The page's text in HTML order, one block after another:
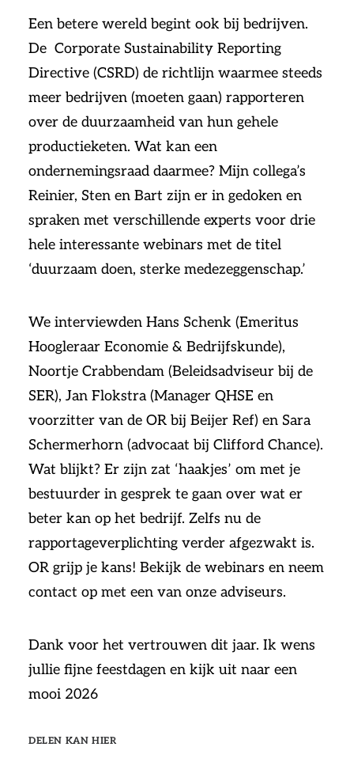
Een betere wereld begint ook bij bedrijven.
De Corporate Sustainability Reporting
Directive (CSRD) de richtlijn waarmee steeds
meer bedrijven (moeten gaan) rapporteren
over de duurzaamheid van hun gehele
productieketen. Wat kan een
ondernemingsraad daarmee? Mijn collega’s
Reinier, Sten en Bart zijn er in gedoken en
spraken met verschillende experts voor drie
hele interessante webinars met de titel
‘duurzaam doen, sterke medezeggenschap.’
We interviewden Hans Schenk (Emeritus
Hoogleraar Economie & Bedrijfskunde),
Noortje Crabbendam (Beleidsadviseur bij de
SER), Jan Flokstra (Manager QHSE en
voorzitter van de OR bij Beijer Ref) en Sara
Schermerhorn (advocaat bij Clifford Chance).
Wat blijkt? Er zijn zat ‘haakjes’ om met je
bestuurder in gesprek te gaan over wat er
beter kan op het bedrijf. Zelfs nu de
rapportageverplichting verder afgezwakt is.
OR grijp je kans! Bekijk de webinars en neem
contact op met een van onze adviseurs.
Dank voor het vertrouwen dit jaar. Ik wens
jullie fijne feestdagen en kijk uit naar een
mooi 2026
DELEN KAN HIER